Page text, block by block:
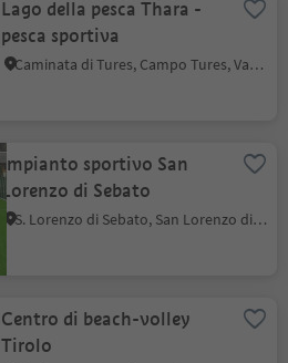
Lago della pesca Thara -
pesca sportiva
Caminata di Tures, Campo Tures, Valle Aurina
Impianto sportivo San
Lorenzo di Sebato
S. Lorenzo di Sebato, San Lorenzo di Sebato, Regione dolomitica Plan de Corones
Centro di beach-volley
Tirolo